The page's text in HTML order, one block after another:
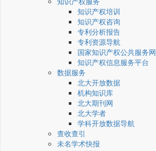
知识产权培训
知识产权咨询
专利分析报告
专利资源导航
国家知识产权公共服务网
知识产权信息服务平台
数据服务
北大开放数据
机构知识库
北大期刊网
北大学者
学科开放数据导航
查收查引
未名学术快报